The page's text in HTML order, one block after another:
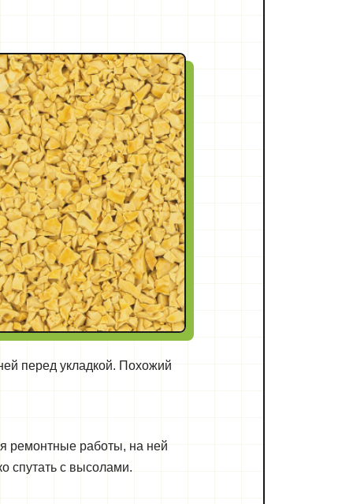
перед укладкой. Похожий
ремонтные работы, на ней
спутать с высолами.